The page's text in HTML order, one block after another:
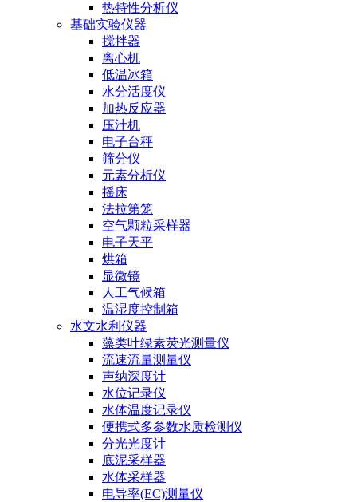
热特性分析仪
基础实验仪器
搅拌器
离心机
低温冰箱
水分活度仪
加热反应器
压汁机
电子台秤
筛分仪
元素分析仪
摇床
法拉第笼
空气颗粒采样器
电子天平
烘箱
显微镜
人工气候箱
温湿度控制箱
水文水利仪器
藻类叶绿素荧光测量仪
流速流量测量仪
声纳深度计
水位记录仪
水体温度记录仪
便携式多参数水质检测仪
分光光度计
底泥采样器
水体采样器
电导率(EC)测量仪